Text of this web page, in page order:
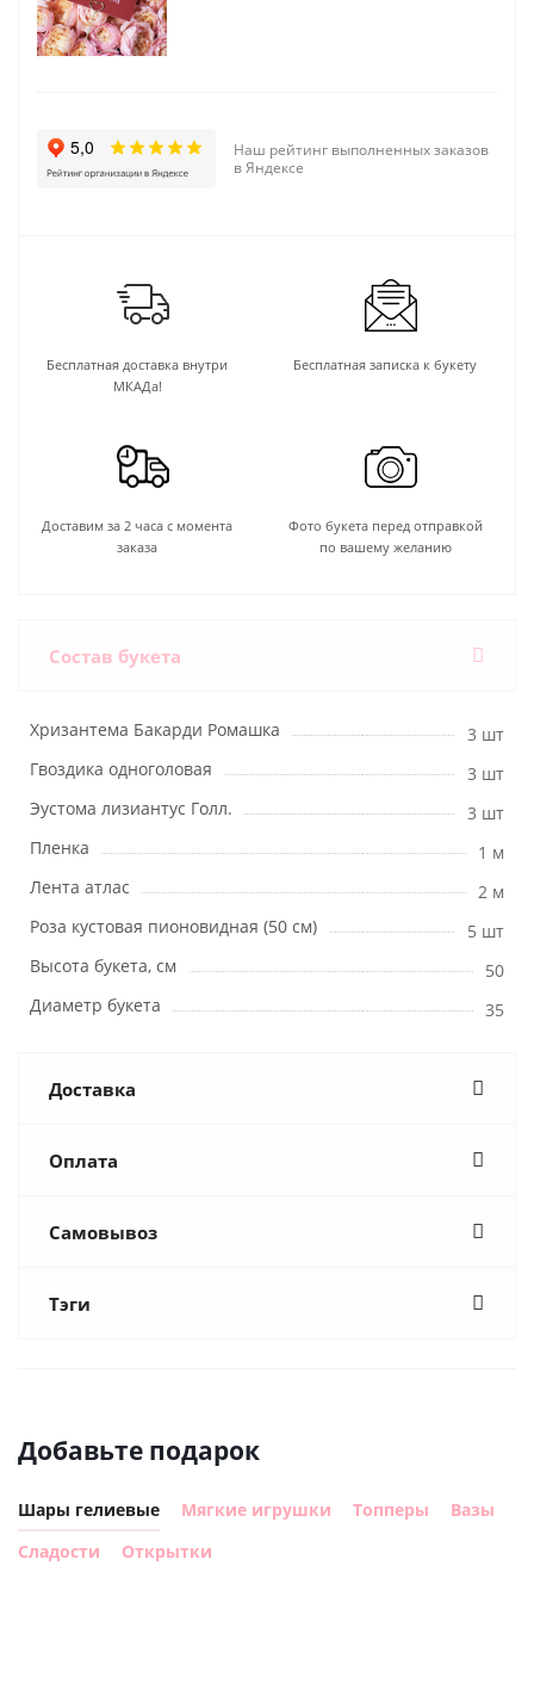
Наш рейтинг выполненных заказов
в Яндексе
Бесплатная доставка внутри
МКАДа!
Бесплатная записка к букету
Доставим за 2 часа с момента
заказа
Фото букета перед отправкой
по вашему желанию
Состав букета
Хризантема Бакарди Ромашка
3 шт
Гвоздика одноголовая
3 шт
Эустома лизиантус Голл.
3 шт
Пленка
1 м
Лента атлас
2 м
Роза кустовая пионовидная (50 см)
5 шт
Высота букета, см
50
Диаметр букета
35
Доставка
Оплата
Самовывоз
Тэги
Добавьте подарок
Шары гелиевые Мягкие игрушки Топперы
Вазы
Сладости
Открытки